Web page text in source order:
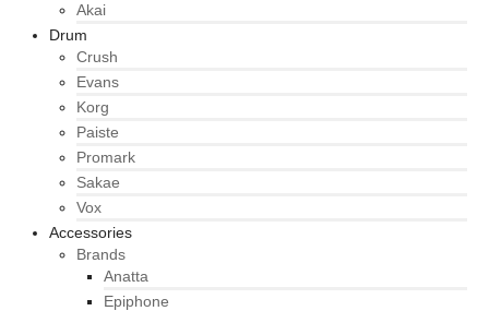
Akai
Drum
Crush
Evans
Korg
Paiste
Promark
Sakae
Vox
Accessories
Brands
Anatta
Epiphone